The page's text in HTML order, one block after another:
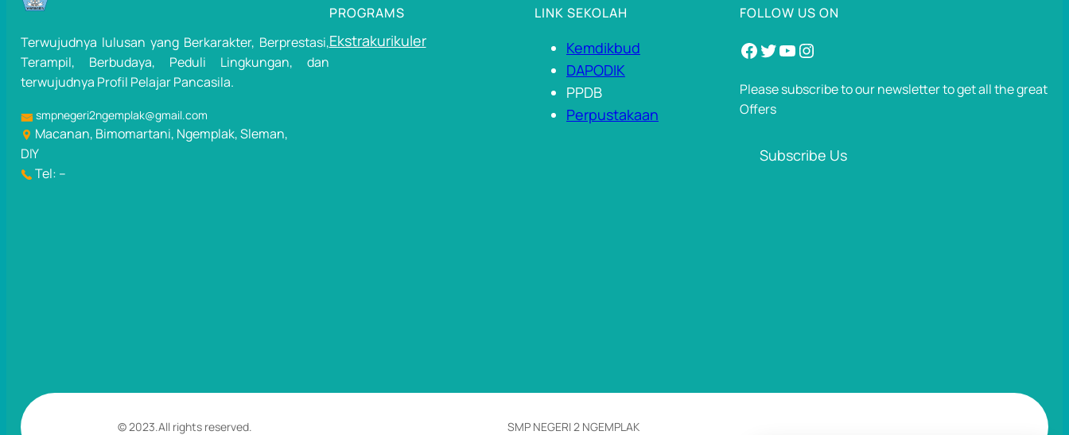
Terwujudnya lulusan yang Berkarakter, Berprestasi,
Terampil, Berbudaya, Peduli Lingkungan, dan
terwujudnya Profil Pelajar Pancasila.
smpnegeri2ngemplak@gmail.com
Macanan, Bimomartani, Ngemplak, Sleman,
DIY
Tel: –
PROGRAMS
Ekstrakurikuler
LINK SEKOLAH
Kemdikbud
DAPODIK
PPDB
Perpustakaan
FOLLOW US ON
Facebook Twitter YouTube Instagram
Please subscribe to our newsletter to get all the great
Offers
Subscribe Us
© 2023.All rights reserved. SMP NEGERI 2 NGEMPLAK